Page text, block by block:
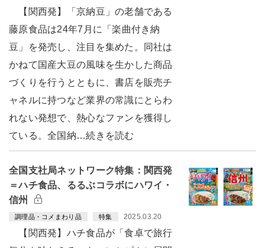
【関西発】「京納豆」の老舗である
藤原食品は24年7月に「楽曲付き納
豆」を発売し、注目を集めた。同社は
かねて国産大豆の風味を生かした商品
づくりを行うとともに、書店を販売チ
ャネルに持つなど業界の常識にとらわ
れない発想で、熱心なファンを獲得し
ている。全国納…続きを読む
全国支社局ネットワーク特集：関西発
＝ハチ食品、るるぶコラボにハワイ・
信州
調理品・コメまわり品 特集 2025.03.20
【関西発】ハチ食品が「食卓で旅行